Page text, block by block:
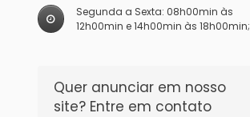
Segunda a Sexta: 08h00min às
12h00min e 14h00min às 18h00min;
Quer anunciar em nosso
site? Entre em contato